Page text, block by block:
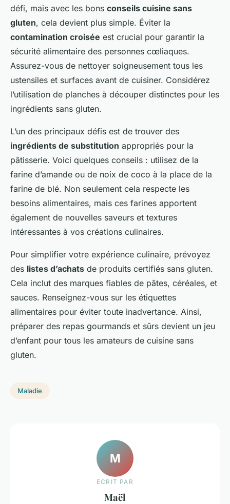
défi, mais avec les bons conseils cuisine sans
gluten, cela devient plus simple. Éviter la
contamination croisée est crucial pour garantir la
sécurité alimentaire des personnes cœliaques.
Assurez-vous de nettoyer soigneusement tous les
ustensiles et surfaces avant de cuisiner. Considérez
l’utilisation de planches à découper distinctes pour les
ingrédients sans gluten.
L’un des principaux défis est de trouver des
ingrédients de substitution appropriés pour la
pâtisserie. Voici quelques conseils : utilisez de la
farine d’amande ou de noix de coco à la place de la
farine de blé. Non seulement cela respecte les
besoins alimentaires, mais ces farines apportent
également de nouvelles saveurs et textures
intéressantes à vos créations culinaires.
Pour simplifier votre expérience culinaire, prévoyez
des listes d’achats de produits certifiés sans gluten.
Cela inclut des marques fiables de pâtes, céréales, et
sauces. Renseignez-vous sur les étiquettes
alimentaires pour éviter toute inadvertance. Ainsi,
préparer des repas gourmands et sûrs devient un jeu
d’enfant pour tous les amateurs de cuisine sans
gluten.
Maladie
M
ECRIT PAR
Maël